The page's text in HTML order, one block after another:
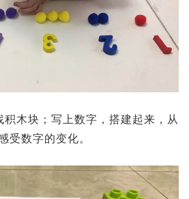
木块；写上数字，搭建起来，从
受数字的变化。